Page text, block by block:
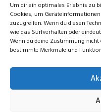
Um dir ein optimales Erlebnis zu
Cookies, um
zuzugreifen. Wenn du diesen
wie das Surfverhalten oder
Wenn du deine Zustimmung
bestimmte Merkmale und
© 2026 Jonas